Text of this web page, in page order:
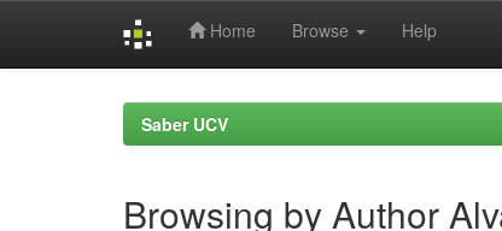
Home Browse Help
Saber UCV
Browsing by Author